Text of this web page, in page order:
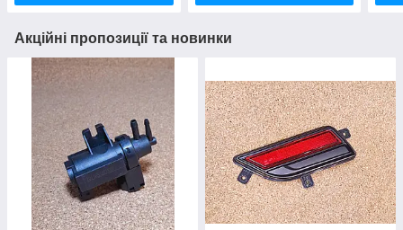
Акційні пропозиції та новинки